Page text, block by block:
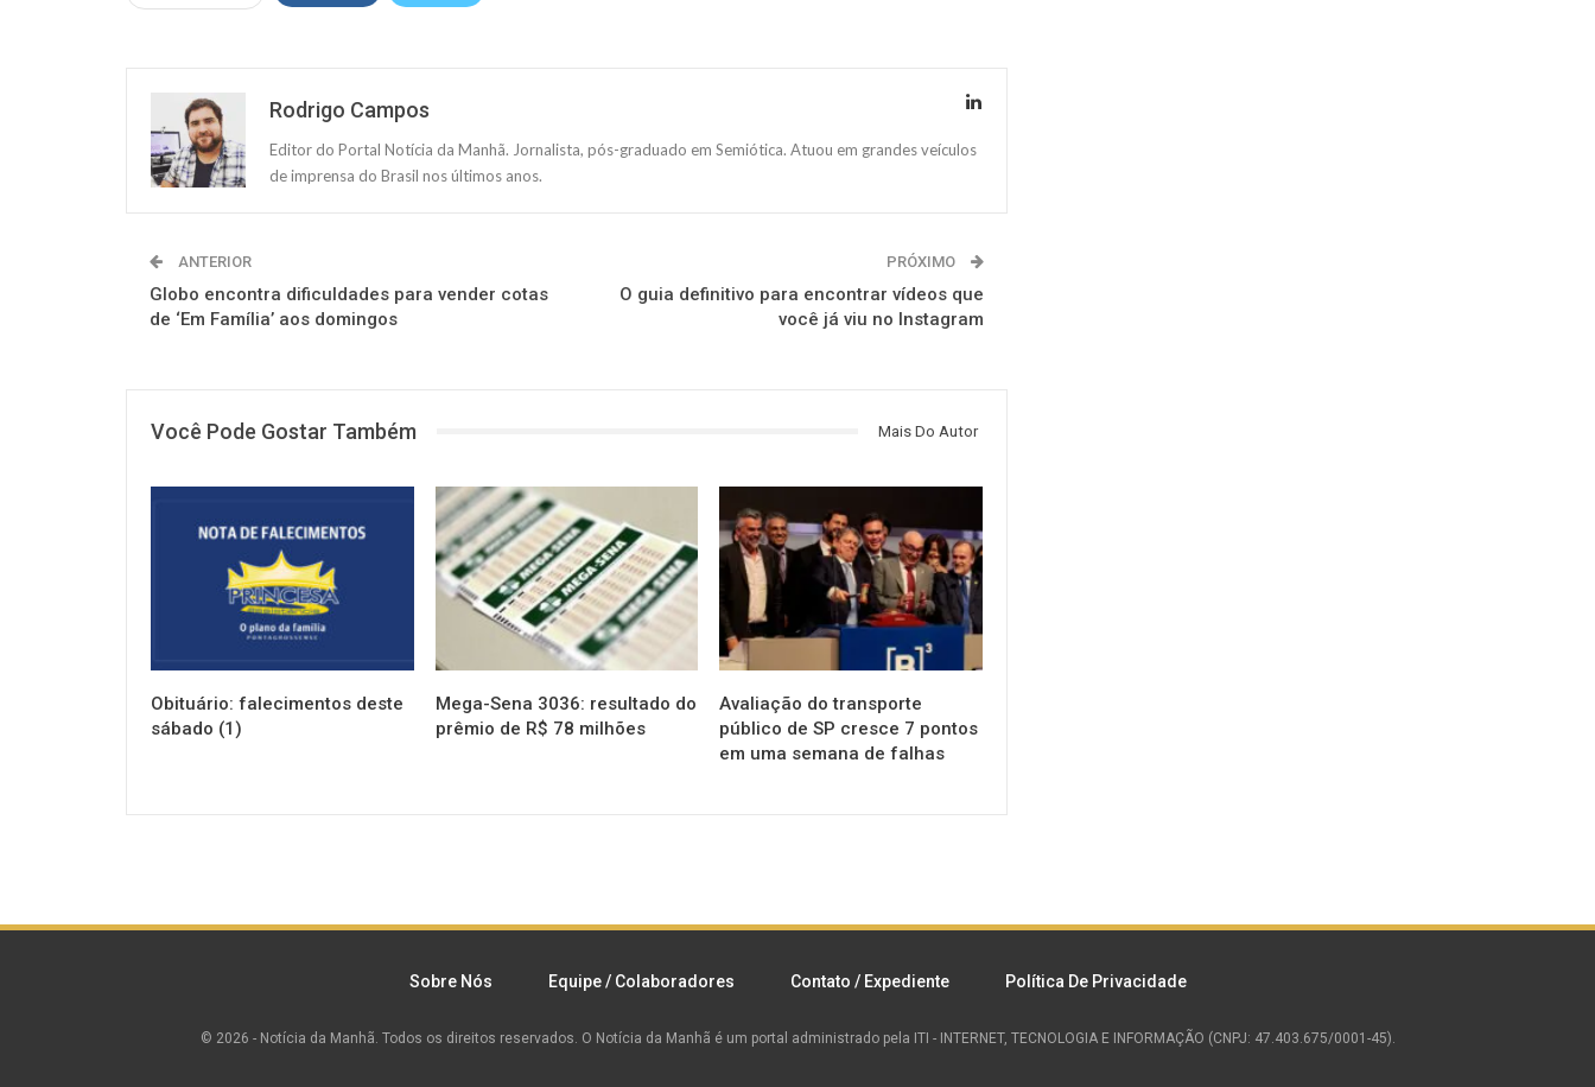
Rodrigo Campos
Editor do Portal Notícia da Manhã. Jornalista, pós-graduado em Semiótica. Atuou em grandes veículos
de imprensa do Brasil nos últimos anos.
ANTERIOR
Globo encontra dificuldades para vender cotas
de ‘Em Família’ aos domingos
PRÓXIMO
O guia definitivo para encontrar vídeos que
você já viu no Instagram
Você Pode Gostar Também Mais Do Autor
Obituário: falecimentos deste
sábado (1)
NOTÍCIAS
Mega-Sena 3036: resultado do
prêmio de R$ 78 milhões
Avaliação do transporte
público de SP cresce 7 pontos
em uma semana de falhas
Sobre Nós Equipe / Colaboradores Contato / Expediente Política De Privacidade
© 2026 - Notícia da Manhã. Todos os direitos reservados. O Notícia da Manhã é um portal administrado pela ITI - INTERNET, TECNOLOGIA E INFORMAÇÃO (CNPJ: 47.403.675/0001-45).